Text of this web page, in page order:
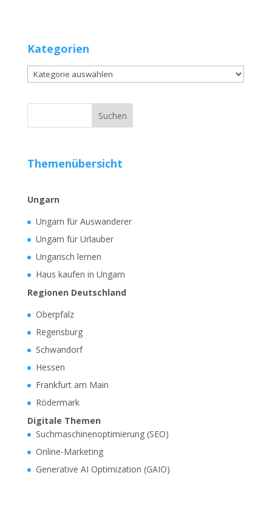
Kategorien
Kategorien
Themenübersicht
Ungarn
Ungarn für Auswanderer
Ungarn für Urlauber
Ungarisch lernen
Haus kaufen in Ungarn
Regionen Deutschland
Oberpfalz
Regensburg
Schwandorf
Hessen
Frankfurt am Main
Rödermark
Digitale Themen
Suchmaschinenoptimierung (SEO)
Online-Marketing
Generative AI Optimization (GAIO)